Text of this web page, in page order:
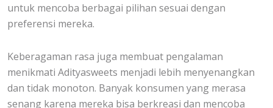
untuk mencoba berbagai pilihan sesuai dengan
preferensi mereka.
Keberagaman rasa juga membuat pengalaman
menikmati Adityasweets menjadi lebih menyenangkan
dan tidak monoton. Banyak konsumen yang merasa
senang karena mereka bisa berkreasi dan mencoba